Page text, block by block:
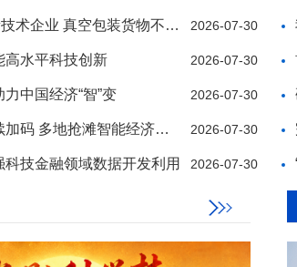
惠及551家高新技术企业 真空包装货物不开箱也能 2026-07-30
高水平科技创新 2026-07-30
中国经济“智”变 2026-07-30
智能体政策持续加码 多地抢滩智能经济新赛道 2026-07-30
科技金融领域数据开发利用 2026-07-30